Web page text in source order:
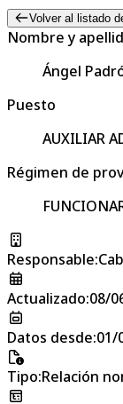
Volver al listado
Nombre y
Ángel
Puesto
AUXILIAR
Régimen de
Responsable:
Actualizado:08/
Datos desde:01/
Tipo:Relación